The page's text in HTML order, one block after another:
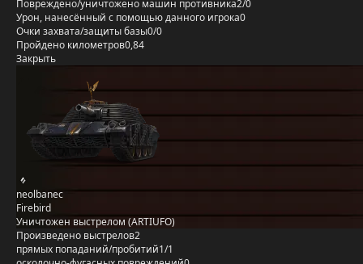
Повреждено/уничтожено машин противника2/0
Урон, нанесённый с помощью данного игрока0
Очки захвата/защиты базы0/0
Пройдено километров0,84
Закрыть
neolbanec
Firebird
Уничтожен выстрелом (ARTIUFO)
Произведено выстрелов2
прямых попаданий/пробитий1/1